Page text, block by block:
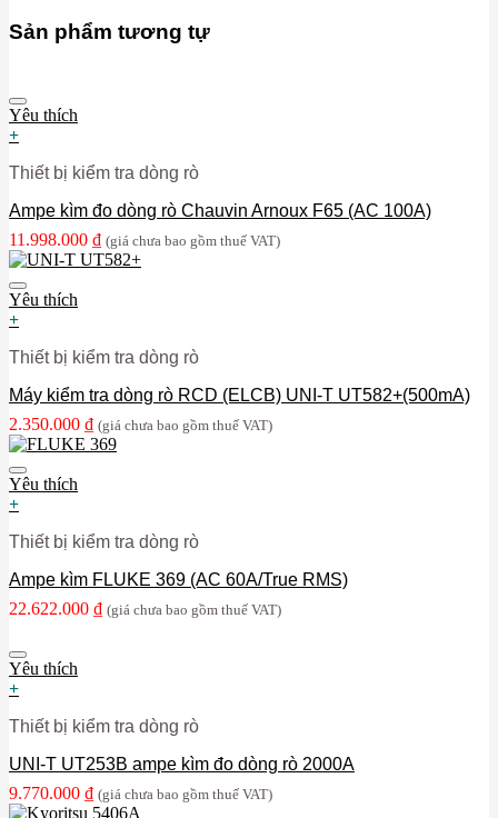
Sản phẩm tương tự
Yêu thích
+
Thiết bị kiểm tra dòng rò
Ampe kìm đo dòng rò Chauvin Arnoux F65 (AC 100A)
11.998.000 ₫ (giá chưa bao gồm thuế VAT)
Yêu thích
+
Thiết bị kiểm tra dòng rò
Máy kiểm tra dòng rò RCD (ELCB) UNI-T UT582+(500mA)
2.350.000 ₫ (giá chưa bao gồm thuế VAT)
Yêu thích
+
Thiết bị kiểm tra dòng rò
Ampe kìm FLUKE 369 (AC 60A/True RMS)
22.622.000 ₫ (giá chưa bao gồm thuế VAT)
Yêu thích
+
Thiết bị kiểm tra dòng rò
UNI-T UT253B ampe kìm đo dòng rò 2000A
9.770.000 ₫ (giá chưa bao gồm thuế VAT)